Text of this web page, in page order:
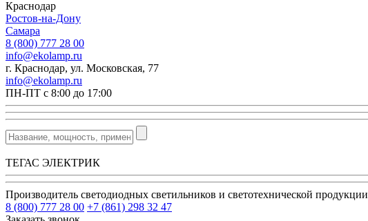
Краснодар
Ростов-на-Дону
Самара
8 (800) 777 28 00
info@ekolamp.ru
г. Краснодар, ул. Московская, 77
info@ekolamp.ru
ПН-ПТ с 8:00 до 17:00
ТЕГАС ЭЛЕКТРИК
Производитель светодиодных светильников и светотехнической продукции
8 (800) 777 28 00 +7 (861) 298 32 47